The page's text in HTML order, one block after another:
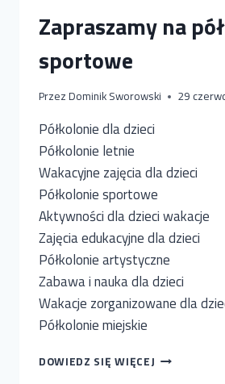
Zapraszamy na
sportowe
Przez Dominik Sworowski 29
Półkolonie dla dzieci
Półkolonie letnie
Wakacyjne zajęcia dla dzieci
Półkolonie sportowe
Aktywności dla dzieci wakacje
Zajęcia edukacyjne dla dzieci
Półkolonie artystyczne
Zabawa i nauka dla dzieci
Wakacje zorganizowane dla
Półkolonie miejskie
DOWIEDZ SIĘ WIĘCEJ ZAPRASZAMY